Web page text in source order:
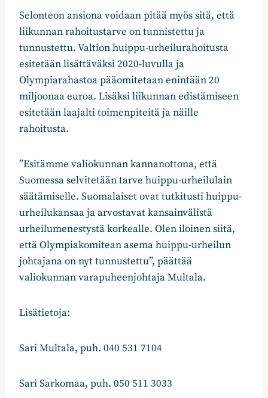
Selonteon ansiona voidaan pitää myös sitä, että
liikunnan rahoitustarve on tunnistettu ja
tunnustettu. Valtion huippu-urheilurahoitusta
esitetään lisättäväksi 2020-luvulla ja
Olympiarahastoa pääomitetaan enintään 20
miljoonaa euroa. Lisäksi liikunnan edistämiseen
esitetään laajalti toimenpiteitä ja näille
rahoitusta.
”Esitämme valiokunnan kannanottona, että
Suomessa selvitetään tarve huippu-urheilulain
säätämiselle. Suomalaiset ovat tutkitusti huippu-
urheilukansaa ja arvostavat kansainvälistä
urheilumenestystä korkealle. Olen iloinen siitä,
että Olympiakomitean asema huippu-urheilun
johtajana on nyt tunnustettu”, päättää
valiokunnan varapuheenjohtaja Multala.
Lisätietoja:
Sari Multala, puh. 040 531 7104
Sari Sarkomaa, puh. 050 511 3033